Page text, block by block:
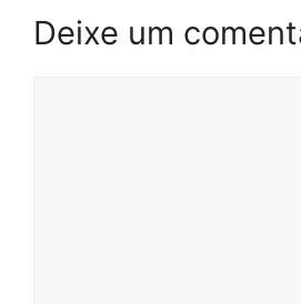
Deixe um